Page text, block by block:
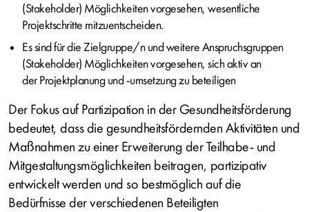
(Stakeholder) Möglichkeiten vorgesehen, wesentliche
Projektschritte mitzuentscheiden.
Es sind für die Zielgruppe/n und weitere Anspruchsgruppen
(Stakeholder) Möglichkeiten vorgesehen, sich aktiv an
der Projektplanung und -umsetzung zu beteiligen
Der Fokus auf Partizipation in der Gesundheitsförderung
bedeutet, dass die gesundheitsfördernden Aktivitäten und
Maßnahmen zu einer Erweiterung der Teilhabe- und
Mitgestaltungsmöglichkeiten beitragen, partizipativ
entwickelt werden und so bestmöglich auf die
Bedürfnisse der verschiedenen Beteiligten